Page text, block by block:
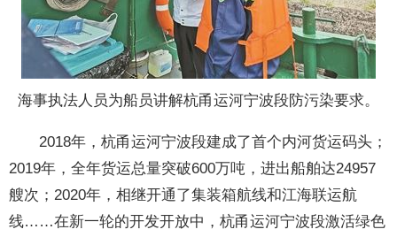
海事执法人员为船员讲解杭甬运河宁波段防污染要求。
2018年，杭甬运河宁波段建成了首个内河货运码头；
2019年，全年货运总量突破600万吨，进出船舶达24957
艘次；2020年，相继开通了集装箱航线和江海联运航
线……在新一轮的开发开放中，杭甬运河宁波段激活绿色